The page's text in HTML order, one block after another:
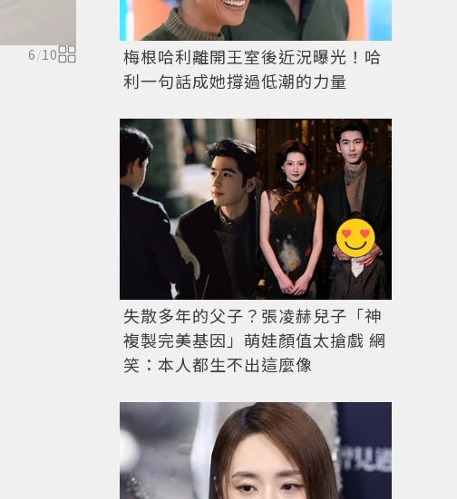
6 /10 圖／擷自instagram
梅根哈利離開王室後近況曝光！哈
利一句話成她撐過低潮的力量
失散多年的父子？張凌赫兒子「神
複製完美基因」萌娃顏值太搶戲 網
笑：本人都生不出這麼像